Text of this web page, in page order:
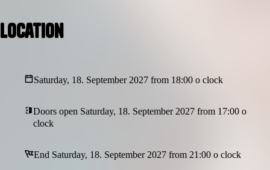
Dort, wo gelacht, geweint, getanzt und gelebt wird. Mit seiner
Bewegung „Musik an die Macht“ verfolgt er ein klares Ziel:
Location
Saturday, 18. September 2027 from 18:00 o clock
Doors open Saturday, 18. September 2027 from 17:00 o
clock
End Saturday, 18. September 2027 from 21:00 o clock